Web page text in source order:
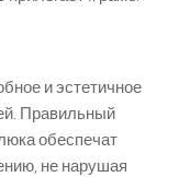
и эстетичное
Правильный
обеспечат
не нарушая